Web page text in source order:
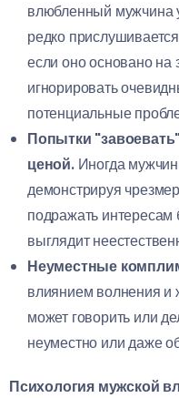
влюбленный мужчина
редко
если оно основано
игнорировать
потенциальные
Попытки
ценой.Иногда
демонстрируя
подражать интересам
выглядит
Неуместные
влиянием волнения и
может говорить или
неуместно или даже
Психология мужской